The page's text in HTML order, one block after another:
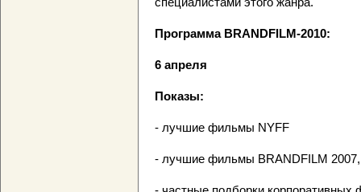
Программа BRANDFILM-2010:
6 апреля
Показы:
- лучшие фильмы NYFF
- лучшие фильмы BRANDFILM 2007,